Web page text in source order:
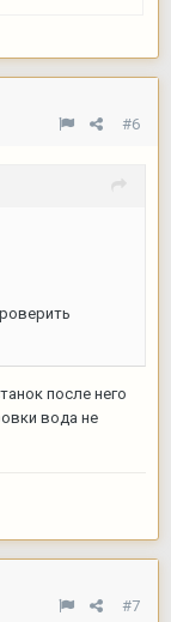
#6
после него
вода не
#7